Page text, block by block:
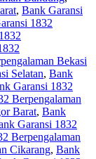
, Bank Garansi
1832
Bekasi
Selatan, Bank
Garansi 1832
Berpengalaman
Barat, Bank
Garansi 1832
Berpengalaman
Cikarang, Bank